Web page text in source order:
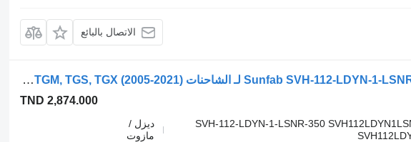
الاتصال بالبائع
مضخة هيدروليكية Sunfab SVH-112-LDYN-1-LSNR-350 لـ الشاحنات MAN TGL, TGM, TGS, TGX (2005-2021)
TND 2,874.000
SVH-112-LDYN-1-LSNR-350
ديزل /
مازوت